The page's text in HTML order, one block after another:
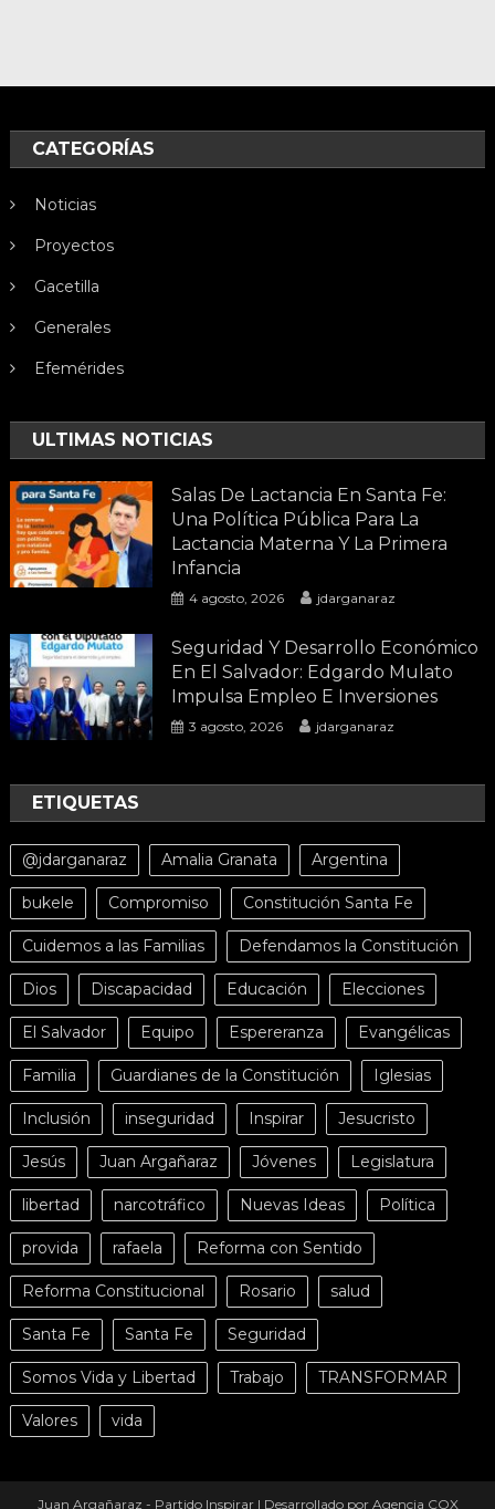
CATEGORÍAS
Noticias
Proyectos
Gacetilla
Generales
Efemérides
ULTIMAS NOTICIAS
Salas De Lactancia En Santa Fe:
Una Política Pública Para La
Lactancia Materna Y La Primera
Infancia
4 agosto, 2026 jdarganaraz
Seguridad Y Desarrollo Económico
En El Salvador: Edgardo Mulato
Impulsa Empleo E Inversiones
3 agosto, 2026 jdarganaraz
ETIQUETAS
@jdarganaraz Amalia Granata Argentina
bukele Compromiso Constitución Santa Fe
Cuidemos a las Familias Defendamos la Constitución
Dios Discapacidad Educación Elecciones
El Salvador Equipo Espereranza Evangélicas
Familia Guardianes de la Constitución Iglesias
Inclusión inseguridad Inspirar Jesucristo
Jesús Juan Argañaraz Jóvenes Legislatura
libertad narcotráfico Nuevas Ideas Política
provida rafaela Reforma con Sentido
Reforma Constitucional Rosario salud
Santa Fe Santa Fe Seguridad
Somos Vida y Libertad Trabajo TRANSFORMAR
Valores vida
Juan Argañaraz - Partido Inspirar | Desarrollado por Agencia COX